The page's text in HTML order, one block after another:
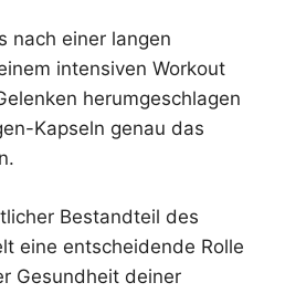
nach einer langen
intensiven Workout
herumgeschlagen
Kapseln genau das
Bestandteil des
eine entscheidende Rolle
Gesundheit deiner